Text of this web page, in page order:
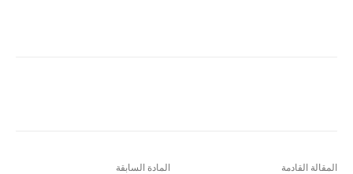
المادة السابقة المقالة القادمة